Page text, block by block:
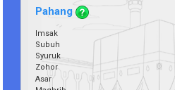
Pahang
Imsak
Subuh
Syuruk
Zohor
Asar